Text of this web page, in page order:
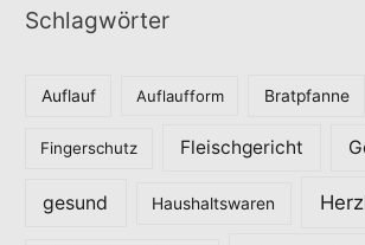
e
Schlagwörter
Auflauf Auflaufform Bratpfanne
Fingerschutz Fleischgericht
gesund Haushaltswaren